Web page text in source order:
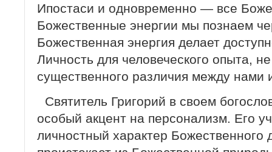
Ипостаси и одновременно — все
Божественные энергии мы познаем
Божественная энергия делает
Личность для человеческого опыта,
существенного различия между нами
Святитель Григорий в своем
особый акцент на персонализм. Его
личностный характер Божественного